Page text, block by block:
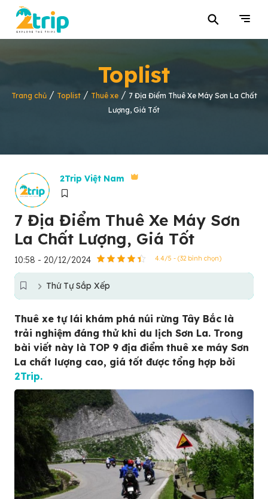
⚲
Toplist
Trang chủ/ Toplist/ Thuê xe/ 7 Địa Điểm Thuê Xe Máy Sơn La Chất
Lượng, Giá Tốt
2Trip Việt Nam
7 Địa Điểm Thuê Xe Máy Sơn
La Chất Lượng, Giá Tốt
10:58 - 20/12/2024 4.4/5 - (32 bình chọn)
Thứ Tự Sắp Xếp
Thuê xe tự lái khám phá núi rừng Tây Bắc là
trải nghiệm đáng thử khi du lịch Sơn La. Trong
bài viết này là TOP 9 địa điểm thuê xe máy Sơn
La chất lượng cao, giá tốt được tổng hợp bởi
2Trip.